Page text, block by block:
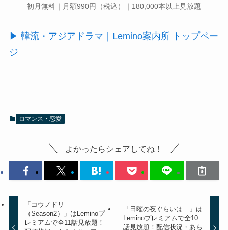
初月無料｜月額990円（税込）｜180,000本以上見放題
▶ 韓流・アジアドラマ｜Lemino案内所 トップペー
ジ
ロマンス・恋愛
よかったらシェアしてね！
「コウノドリ
（Season2）」はLeminoプ
レミアムで全11話見放題！
「日曜の夜ぐらいは…」は
Leminoプレミアムで全10
話見放題！配信状況・あら